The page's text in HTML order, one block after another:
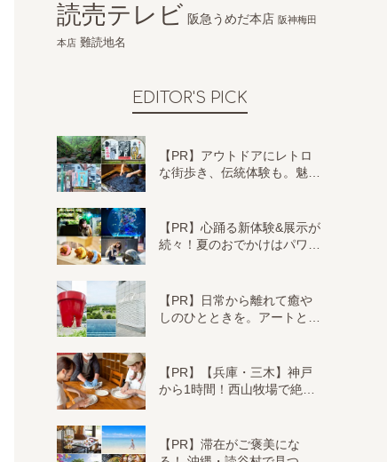
読売テレビ 阪急うめだ本店 阪神梅田
本店 難読地名
EDITOR'S PICK
【PR】アウトドアにレトロ
な街歩き、伝統体験も。魅…
【PR】心踊る新体験&展示が
続々！夏のおでかけはパワ…
【PR】日常から離れて癒や
しのひとときを。アートと…
【PR】【兵庫・三木】神戸
から1時間！西山牧場で絶…
【PR】滞在がご褒美にな